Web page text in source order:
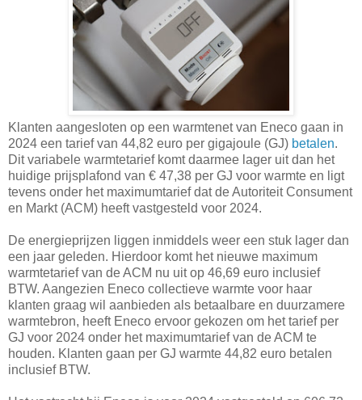
Klanten aangesloten op een warmtenet van Eneco gaan in
2024 een tarief van 44,82 euro per gigajoule (GJ) betalen.
Dit variabele warmtetarief komt daarmee lager uit dan het
huidige prijsplafond van € 47,38 per GJ voor warmte en ligt
tevens onder het maximumtarief dat de Autoriteit Consument
en Markt (ACM) heeft vastgesteld voor 2024.
De energieprijzen liggen inmiddels weer een stuk lager dan
een jaar geleden. Hierdoor komt het nieuwe maximum
warmtetarief van de ACM nu uit op 46,69 euro inclusief
BTW. Aangezien Eneco collectieve warmte voor haar
klanten graag wil aanbieden als betaalbare en duurzamere
warmtebron, heeft Eneco ervoor gekozen om het tarief per
GJ voor 2024 onder het maximumtarief van de ACM te
houden. Klanten gaan per GJ warmte 44,82 euro betalen
inclusief BTW.